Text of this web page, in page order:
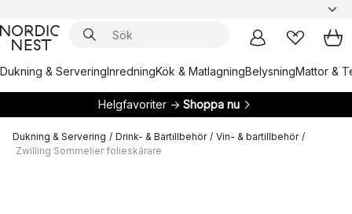
Dukning & ServeringInredningKök & MatlagningBelysningMattor &
Helgfavoriter → Shoppa nu
Dukning & Servering / Drink- & Bartillbehör / Vin- & bartillbehör /
Zwilling Sommelier folieskärare